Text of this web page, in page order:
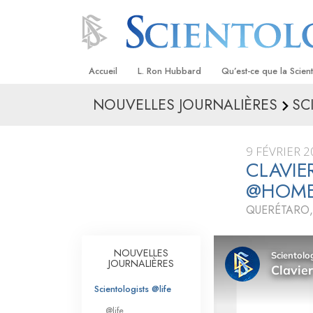
Accueil L. Ron Hubbard Qu’est-ce que la
Croyances et pratiques
Les scientologues et
Rencontrez un
À l’intérieur d’une
Les principes de base
Scientologie
La Dianétique : Une
NOUVELLES JOURNALIÈRES
9 FÉVRIER
NOUVELLES
JOURNALIÈRES
Scientologists @life